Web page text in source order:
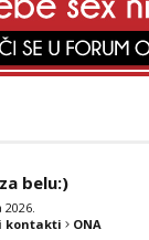
belu:)
2026.
kontakti ONA